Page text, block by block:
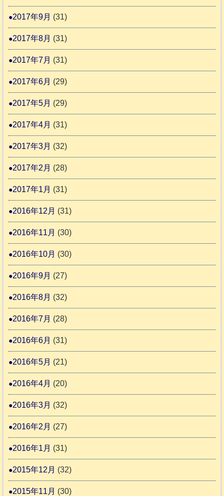
2017年9月 (31)
2017年8月 (31)
2017年7月 (31)
2017年6月 (29)
2017年5月 (29)
2017年4月 (31)
2017年3月 (32)
2017年2月 (28)
2017年1月 (31)
2016年12月 (31)
2016年11月 (30)
2016年10月 (30)
2016年9月 (27)
2016年8月 (32)
2016年7月 (28)
2016年6月 (31)
2016年5月 (21)
2016年4月 (20)
2016年3月 (32)
2016年2月 (27)
2016年1月 (31)
2015年12月 (32)
2015年11月 (30)